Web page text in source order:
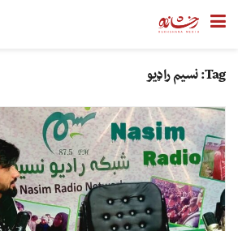
Tag: نسیم راډیو